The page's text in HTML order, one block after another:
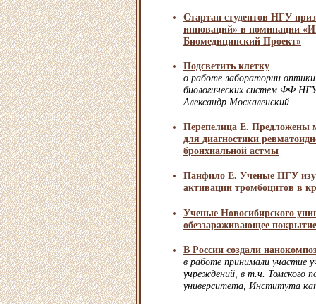
Стартап студентов НГУ
инноваций» в номинации
Биомедицинский Проект»
Подсветить клетку
о работе лаборатории
биологических систем ФФ
Александр Москаленский
Перепелица Е. Предложены
для диагностики
бронхиальной астмы
Панфило Е. Ученые НГУ
активации тромбоцитов в
Ученые Новосибирского
обеззараживающее
В России создали
в работе принимали участие
учреждений, в т.ч. Томского
университета, Института